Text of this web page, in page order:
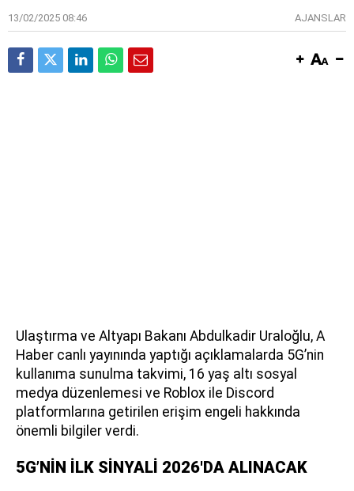
13/02/2025 08:46 AJANSLAR
Ulaştırma ve Altyapı Bakanı Abdulkadir Uraloğlu, A
Haber canlı yayınında yaptığı açıklamalarda 5G’nin
kullanıma sunulma takvimi, 16 yaş altı sosyal
medya düzenlemesi ve Roblox ile Discord
platformlarına getirilen erişim engeli hakkında
önemli bilgiler verdi.
5G’NİN İLK SİNYALİ 2026'DA ALINACAK